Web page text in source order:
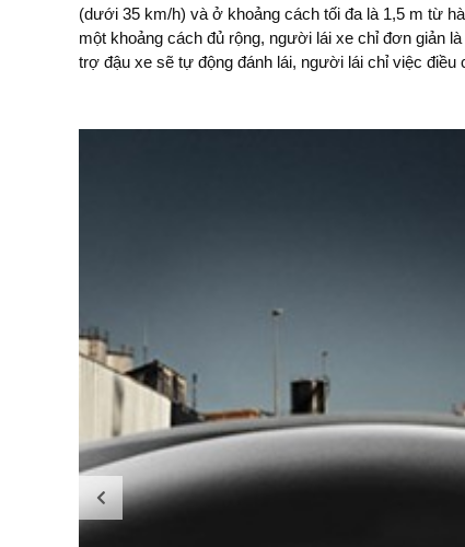
(dưới 35 km/h) và ở khoảng cách tối đa là 1,5 m từ hàng xe đang
một khoảng cách đủ rộng, người lái xe chỉ đơn giản
trợ đậu xe sẽ tự động đánh lái, người lái chỉ việc điều
chướng ngại vật sẽ được hiển thị trên màn hình điều khiển trung